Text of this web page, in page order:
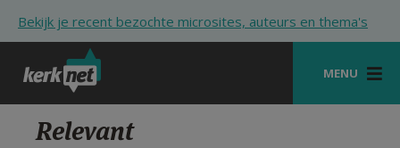
Bekijk je recent bezochte microsites, auteurs en thema's
MENU
STARTPAGINA
Relevant